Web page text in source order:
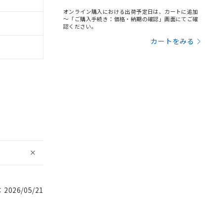
2026/05/21
オンライン購入における出荷予定日は、カートに追加
～「ご購入手続き：価格・納期の確認」画面にてご確
認ください。
カートをみる